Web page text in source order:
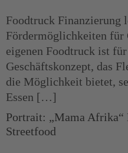
Foodtruck Finanzierung
Fördermöglichkeiten für
eigenen Foodtruck ist
Geschäftskonzept, das
die Möglichkeit bietet,
Essen […]
Portrait: „Mama Afrika“
Streetfood